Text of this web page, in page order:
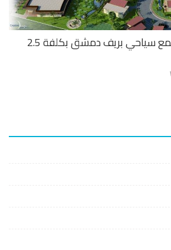
منح رخصة تشييد لمجمع سياحي بريف دمشق بكلفة 2.5